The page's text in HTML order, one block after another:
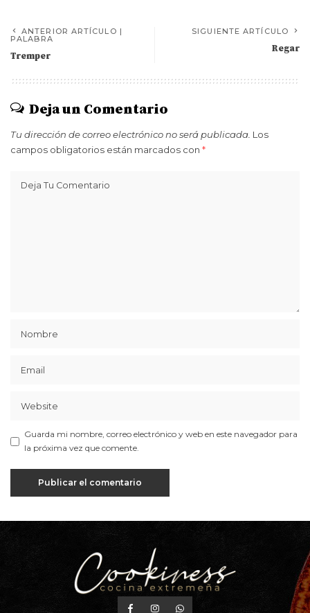
ANTERIOR ARTÍCULO |
PALABRA
Tremper
SIGUIENTE ARTÍCULO
Regar
Deja un Comentario
Tu dirección de correo electrónico no será publicada. Los
campos obligatorios están marcados con *
Guarda mi nombre, correo electrónico y web en este navegador para
la próxima vez que comente.